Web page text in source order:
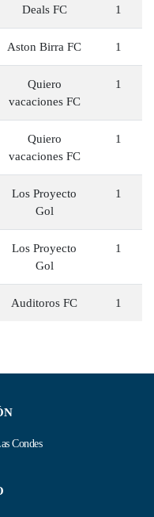
Deals FC 1
Aston Birra FC 1
Quiero
vacaciones FC
1
Quiero
vacaciones FC
1
Los Proyecto
Gol
1
Los Proyecto
Gol
1
Auditoros FC 1
Condes